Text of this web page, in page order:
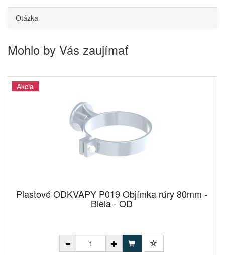
Otázka
Mohlo by Vás zaujímať
Akcia
Plastové ODKVAPY P019 Objímka rúry 80mm -
Biela - OD